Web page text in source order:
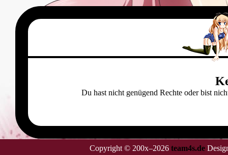
Du hast nicht genügend Rechte oder bist
Copyright © 200x–2026 team4s.de